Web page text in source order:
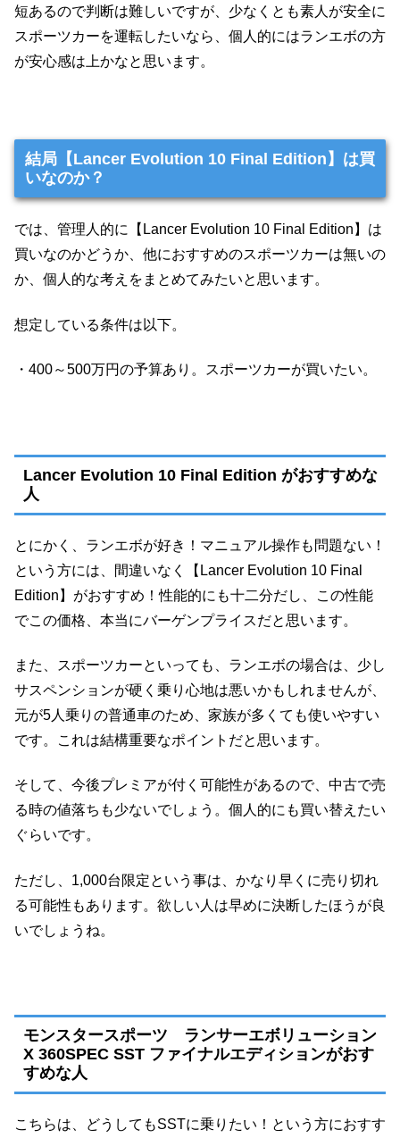
短あるので判断は難しいですが、少なくとも素人が安全に
スポーツカーを運転したいなら、個人的にはランエボの方
が安心感は上かなと思います。
結局【Lancer Evolution 10 Final Edition】は買
いなのか？
では、管理人的に【Lancer Evolution 10 Final Edition】は
買いなのかどうか、他におすすめのスポーツカーは無いの
か、個人的な考えをまとめてみたいと思います。
想定している条件は以下。
・400～500万円の予算あり。スポーツカーが買いたい。
Lancer Evolution 10 Final Edition がおすすめな
人
とにかく、ランエボが好き！マニュアル操作も問題ない！
という方には、間違いなく【Lancer Evolution 10 Final
Edition】がおすすめ！性能的にも十二分だし、この性能
でこの価格、本当にバーゲンプライスだと思います。
また、スポーツカーといっても、ランエボの場合は、少し
サスペンションが硬く乗り心地は悪いかもしれませんが、
元が5人乗りの普通車のため、家族が多くても使いやすい
です。これは結構重要なポイントだと思います。
そして、今後プレミアが付く可能性があるので、中古で売
る時の値落ちも少ないでしょう。個人的にも買い替えたい
ぐらいです。
ただし、1,000台限定という事は、かなり早くに売り切れ
る可能性もあります。欲しい人は早めに決断したほうが良
いでしょうね。
モンスタースポーツ ランサーエボリューション
X 360SPEC SST ファイナルエディションがおす
すめな人
こちらは、どうしてもSSTに乗りたい！という方におすす